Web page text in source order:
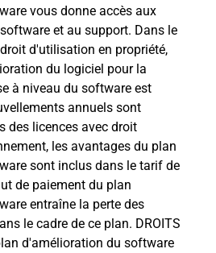
vous donne accès aux
et au support. Dans le
d'utilisation en propriété,
du logiciel pour la
à niveau du software est
annuels sont
des licences avec droit
les avantages du plan
sont inclus dans le tarif de
de paiement du plan
entraîne la perte des
le cadre de ce plan. DROITS
d'amélioration du software